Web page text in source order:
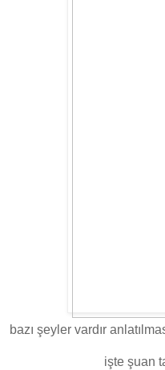
bazı şeyler vardır
işte şuan